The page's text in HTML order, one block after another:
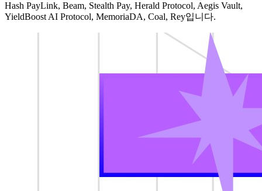
Hash PayLink, Beam, Stealth Pay, Herald Protocol, Aegis Vault,
YieldBoost AI Protocol, MemoriaDA, Coal, Rey입니다.